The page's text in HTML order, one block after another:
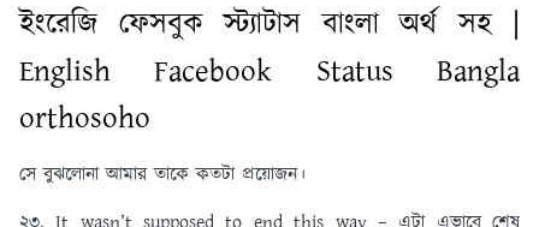
ইংরেজি ফেসবুক স্ট্যাটাস বাংলা অর্থ সহ |
English Facebook Status Bangla
orthosoho
সে বুঝলোনা আমার তাকে কতটা প্রয়োজন।